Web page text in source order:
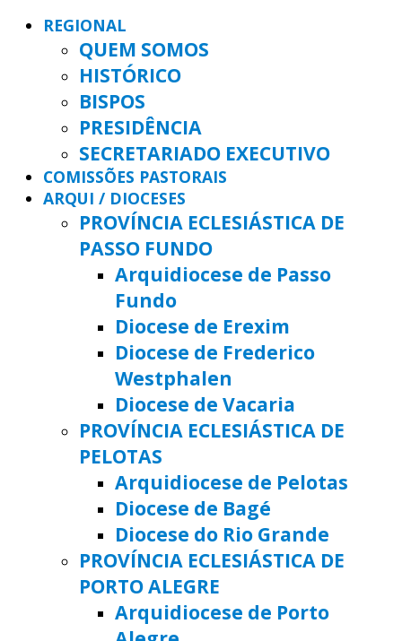
REGIONAL
QUEM SOMOS
HISTÓRICO
BISPOS
PRESIDÊNCIA
SECRETARIADO EXECUTIVO
COMISSÕES PASTORAIS
ARQUI / DIOCESES
PROVÍNCIA ECLESIÁSTICA DE
PASSO FUNDO
Arquidiocese de Passo
Fundo
Diocese de Erexim
Diocese de Frederico
Westphalen
Diocese de Vacaria
PROVÍNCIA ECLESIÁSTICA DE
PELOTAS
Arquidiocese de Pelotas
Diocese de Bagé
Diocese do Rio Grande
PROVÍNCIA ECLESIÁSTICA DE
PORTO ALEGRE
Arquidiocese de Porto